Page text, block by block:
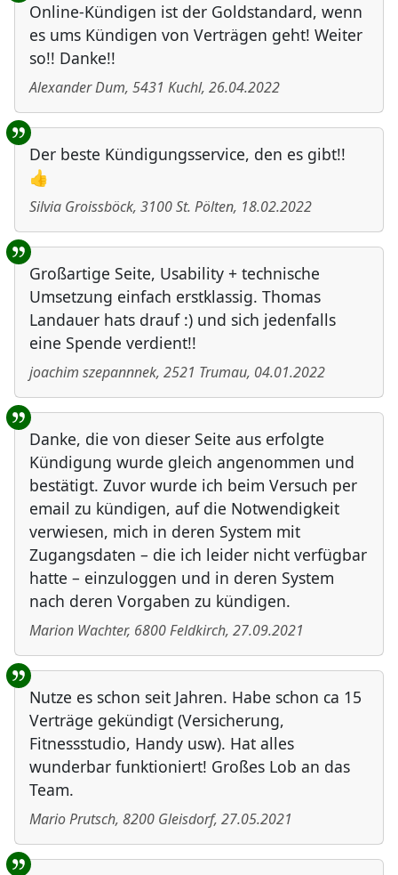
Online-Kündigen ist der Goldstandard, wenn
es ums Kündigen von Verträgen geht! Weiter
so!! Danke!!
Alexander Dum, 5431 Kuchl, 26.04.2022
Der beste Kündigungsservice, den es gibt!!
👍
Silvia Groissböck, 3100St. Pölten, 18.02.2022
Großartige Seite, Usability + technische
Umsetzung einfach erstklassig. Thomas
Landauer hats drauf :) und sich jedenfalls
eine Spende verdient!!
joachim szepannnek, 2521 Trumau, 04.01.2022
Danke, die von dieser Seite aus erfolgte
Kündigung wurde gleich angenommen und
bestätigt. Zuvor wurde ich beim Versuch per
email zu kündigen, auf die Notwendigkeit
verwiesen, mich in deren System mit
Zugangsdaten – die ich leider nicht verfügbar
hatte – einzuloggen und in deren System
nach deren Vorgaben zu kündigen.
Marion Wachter, 6800Feldkirch, 27.09.2021
Nutze es schon seit Jahren. Habe schon ca 15
Verträge gekündigt (Versicherung,
Fitnessstudio, Handy usw). Hat alles
wunderbar funktioniert! Großes Lob an das
Team.
Mario Prutsch, 8200 Gleisdorf, 27.05.2021